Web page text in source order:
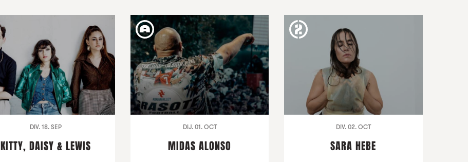
DIV. 18. SEP
KITTY, DAISY & LEWIS
DIJ. 01. OCT
MIDAS ALONSO
DIV. 02. OCT
SARA HEBE